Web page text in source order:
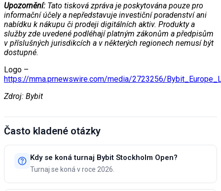
Upozornění: Tato tisková zpráva je poskytována pouze pro
informační účely a nepředstavuje investiční poradenství ani
nabídku k nákupu či prodeji digitálních aktiv. Produkty a
služby zde uvedené podléhají platným zákonům a předpisům
v příslušných jurisdikcích a v některých regionech nemusí být
dostupné.
Logo –
https://mma.prnewswire.com/media/2723256/
Zdroj: Bybit
Často kladené otázky
Kdy se koná turnaj Bybit Stockholm Open?
Turnaj se koná v roce 2026.